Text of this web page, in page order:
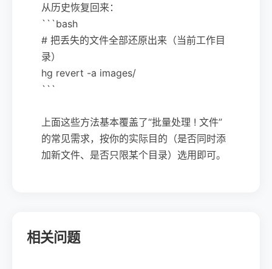
从历史恢复回来：
```bash
# 把丢失的文件全部还原出来（当前工作目
录）
hg revert -a images/
```
上面这些方法基本覆盖了“批量处理 ! 文件”
的常见需求，按你的实际目的（是否同时添
加新文件、是否只限某个目录）选用即可。
相关问题